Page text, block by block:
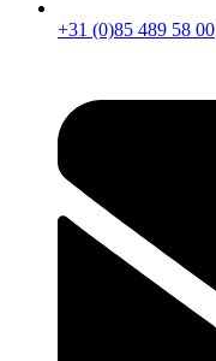
+31 (0)85 489 58 00